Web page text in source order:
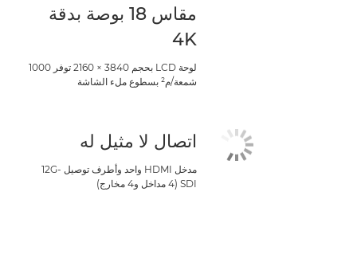
مقاس 18 بوصة بدقة
4K
لوحة LCD بحجم 3840 × 2160 توفر 1000
شمعة/م² بسطوع ملء الشاشة
اتصال لا مثيل له
مدخل HDMI واحد وأطرف توصيل 12G-
SDI (4 مداخل و4 مخارج)